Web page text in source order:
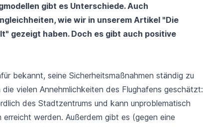
gibt es Unterschiede. Auch
wie wir in unserem Artikel "Die
" gezeigt haben. Doch es gibt auch positive
bekannt, seine Sicherheitsmaßnahmen ständig zu
vielen Annehmlichkeiten des Flughafens geschätzt:
des Stadtzentrums und kann unproblematisch
werden. Außerdem gibt es (gegen eine